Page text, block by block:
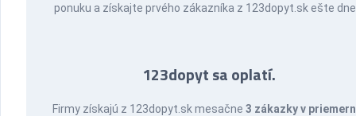
ponuku a získajte prvého zákazníka z 123dopyt.sk ešte
123dopyt sa oplatí.
Firmy získajú z 123dopyt.sk mesačne3 zákazky v